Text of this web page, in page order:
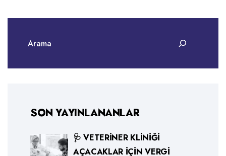
SON YAYINLANANLAR
🩺 VETERINER KLINIĞI
AÇACAKLAR İÇIN VERGI